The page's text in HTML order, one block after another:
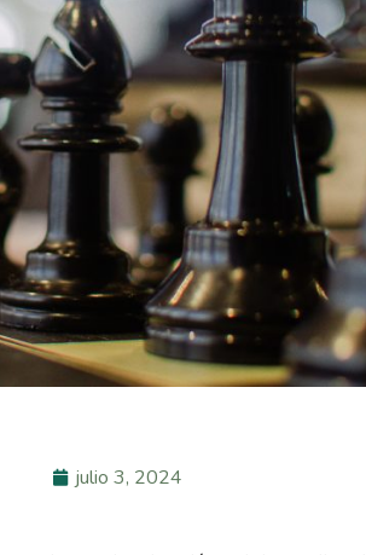
julio 3, 2024